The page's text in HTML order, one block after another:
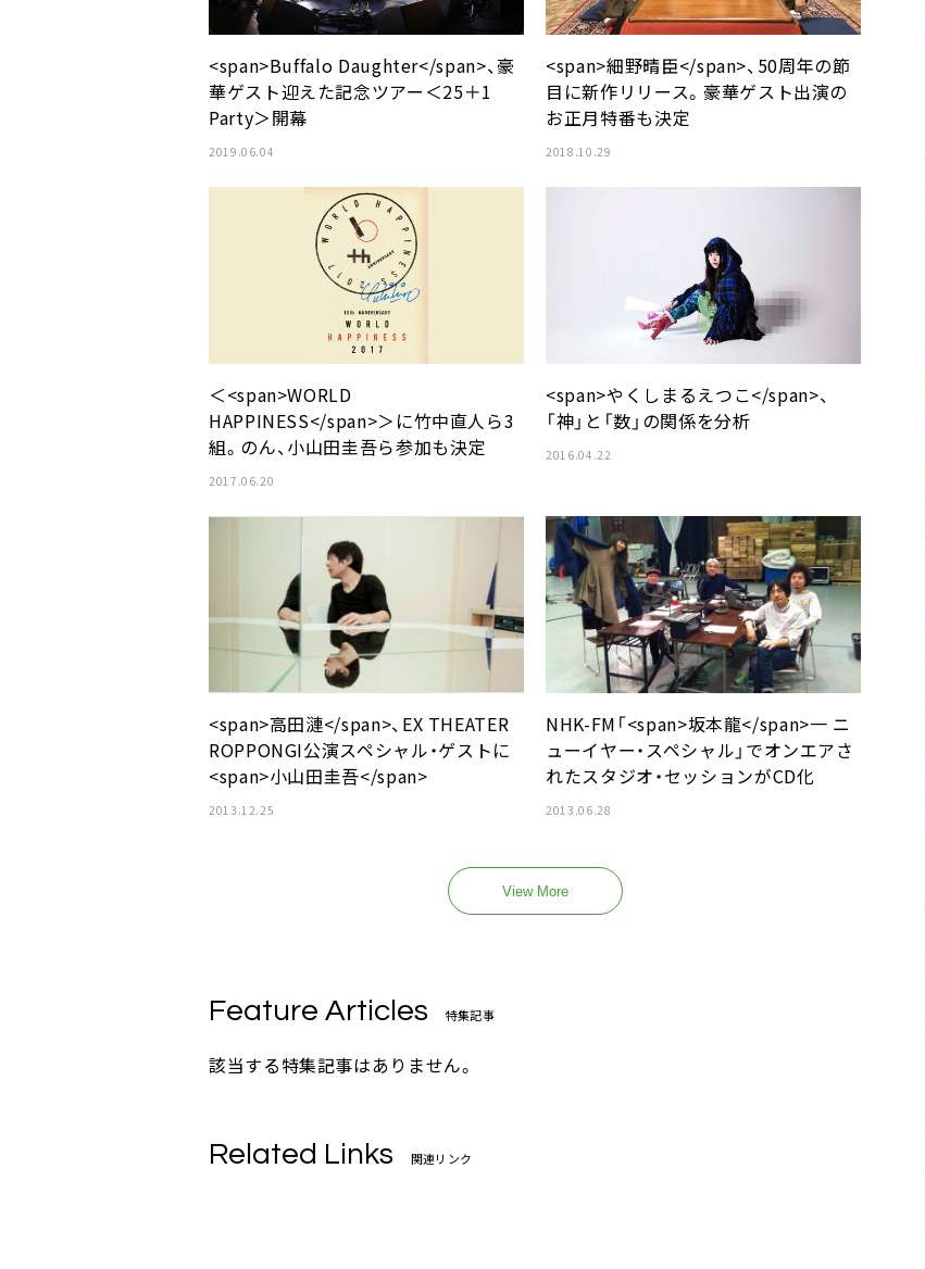
<span>Buffalo Daughter</span>、豪
華ゲスト迎えた記念ツアー＜25＋1
Party＞開幕
2019.06.04
<span>細野晴臣</span>、50周年の節
目に新作リリース。豪華ゲスト出演の
お正月特番も決定
2018.10.29
＜<span>WORLD
HAPPINESS</span>＞に竹中直人ら3
組。のん、小山田圭吾ら参加も決定
2017.06.20
<span>やくしまるえつこ</span>、
「神」と「数」の関係を分析
2016.04.22
<span>高田漣</span>、EX THEATER
ROPPONGI公演スペシャル・ゲストに
<span>小山田圭吾</span>
2013.12.25
NHK-FM「<span>坂本龍</span>一 ニ
ューイヤー・スペシャル」でオンエアさ
れたスタジオ・セッションがCD化
2013.06.28
View More
Feature Articles 特集記事
該当する特集記事はありません。
Related Links 関連リンク